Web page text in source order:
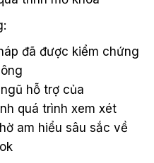
đã được kiểm chứng
hỗ trợ của
quá trình xem xét
am hiểu sâu sắc về